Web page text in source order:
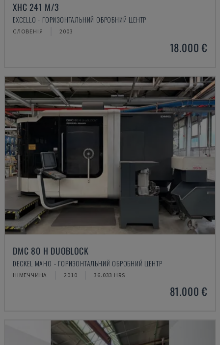
XHC 241 M/3
EXCELLO - ГОРИЗОНТАЛЬНИЙ ОБРОБНИЙ ЦЕНТР
СЛОВЕНІЯ 2003
18.000 €
DMC 80 H DUOBLOCK
DECKEL MAHO - ГОРИЗОНТАЛЬНИЙ ОБРОБНИЙ ЦЕНТР
НІМЕЧЧИНА 2010 36.033 HRS
81.000 €